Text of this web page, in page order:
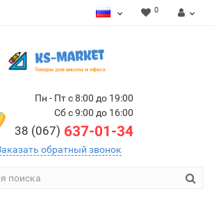
0
Пн - Пт с 8:00 до 19:00
Сб с 9:00 до 16:00
38 (067) 637-01-34
обратный звонок